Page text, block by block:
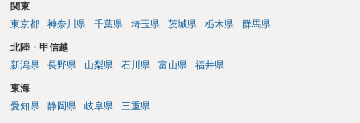
関東
東京都
神奈川県 千葉県 埼玉県 茨城県 栃木県 群馬県
北陸・甲信越
新潟県
長野県 山梨県 石川県 富山県 福井県
東海
愛知県
静岡県 岐阜県 三重県